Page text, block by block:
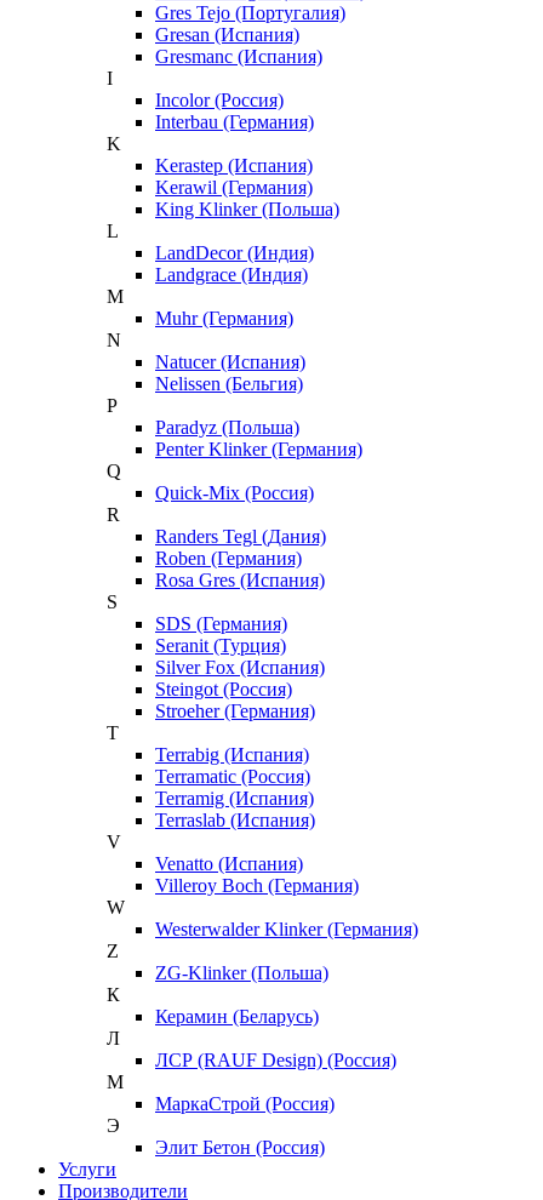
Gres Tejo (Португалия)
Gresan (Испания)
Gresmanc (Испания)
I
Incolor (Россия)
Interbau (Германия)
K
Kerastep (Испания)
Kerawil (Германия)
King Klinker (Польша)
L
LandDecor (Индия)
Landgrace (Индия)
M
Muhr (Германия)
N
Natucer (Испания)
Nelissen (Бельгия)
P
Paradyz (Польша)
Penter Klinker (Германия)
Q
Quick-Mix (Россия)
R
Randers Tegl (Дания)
Roben (Германия)
Rosa Gres (Испания)
S
SDS (Германия)
Seranit (Турция)
Silver Fox (Испания)
Steingot (Россия)
Stroeher (Германия)
T
Terrabig (Испания)
Terramatic (Россия)
Terramig (Испания)
Terraslab (Испания)
V
Venatto (Испания)
Villeroy Boch (Германия)
W
Westerwalder Klinker (Германия)
Z
ZG-Klinker (Польша)
К
Керамин (Беларусь)
Л
ЛСР (RAUF Design) (Россия)
М
МаркаСтрой (Россия)
Э
Элит Бетон (Россия)
Услуги
Производители